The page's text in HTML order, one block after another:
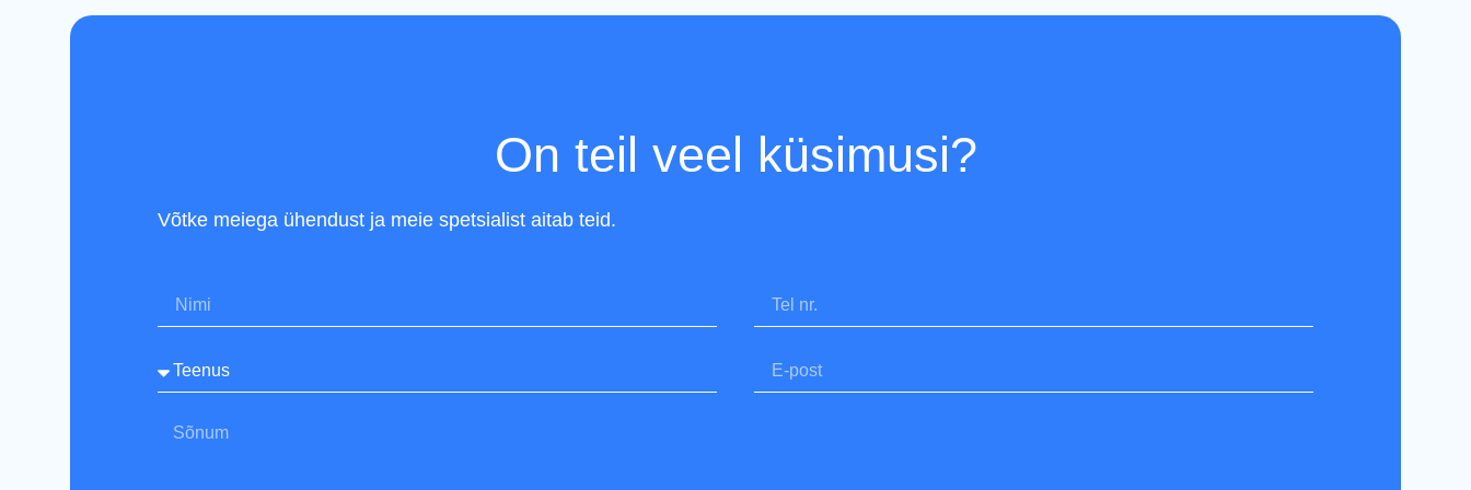
On teil veel küsimusi?
Võtke meiega ühendust ja meie spetsialist aitab teid.